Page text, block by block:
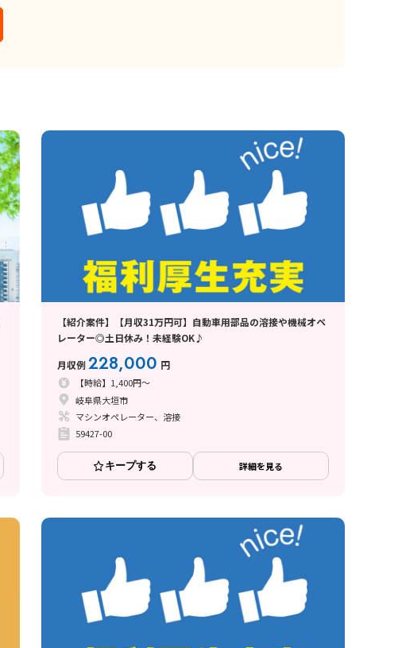
【紹介案件】【月収31万円可】自動車用部品の溶接や機械オペ
レーター◎土日休み！未経験OK♪
月収例228,000 円
【時給】1,400円～
岐阜県大垣市
マシンオペレーター、溶接
59427-00
キープする 詳細を見る